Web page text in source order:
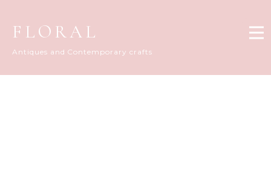
FLORAL
Antiques and Contemporary crafts